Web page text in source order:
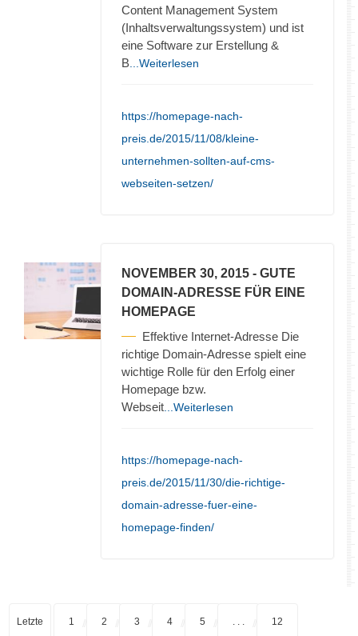
Content Management System
(Inhaltsverwaltungssystem) und ist
eine Software zur Erstellung &
B ...Weiterlesen
https://homepage-nach-
preis.de/2015/11/08/kleine-
unternehmen-sollten-auf-cms-
webseiten-setzen/
NOVEMBER 30, 2015 - GUTE
DOMAIN-ADRESSE FÜR EINE
HOMEPAGE
Effektive Internet-Adresse Die
richtige Domain-Adresse spielt eine
wichtige Rolle für den Erfolg einer
Homepage bzw.
Webseit ...Weiterlesen
https://homepage-nach-
preis.de/2015/11/30/die-richtige-
domain-adresse-fuer-eine-
homepage-finden/
Letzte 1 2 3 4 5 12